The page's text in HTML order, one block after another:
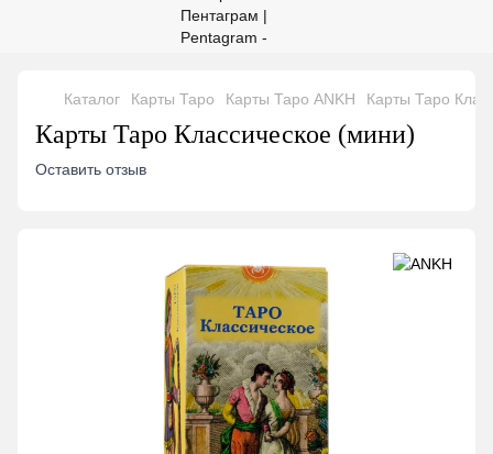
Каталог Карты Таро Карты Таро ANKH Карты Таро
Карты Таро Классическое (мини)
Оставить отзыв